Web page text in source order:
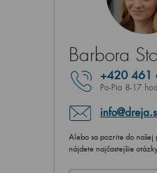
Barbora
+420461
Po-Pia 8-17 hod
Alebo sa pozrite do našej
nájdete najčastejšie